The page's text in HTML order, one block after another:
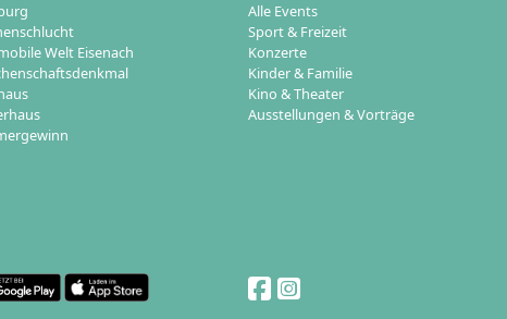
Welt Eisenach
Alle Events
Sport & Freizeit
Konzerte
Kinder & Familie
Kino & Theater
Ausstellungen & Vorträge